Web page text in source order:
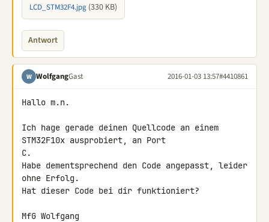
LCD_STM32F4.jpg (330 KB)
Antwort
W WolfgangGast 2016-01-03 13:57#4410861
Hallo m.n.
Ich hage gerade deinen Quellcode an einem
STM32F10x ausprobiert, an Port
C.
Habe dementsprechend den Code angepasst, leider
ohne Erfolg.
Hat dieser Code bei dir funktioniert?
MfG Wolfgang